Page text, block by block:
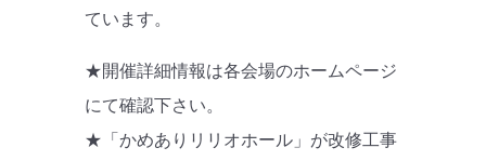
ています。
★開催詳細情報は各会場のホームページ
にて確認下さい。
★「かめありリリオホール」が改修工事